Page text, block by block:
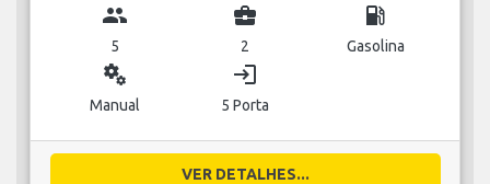
group
5
business_center
2
local_gas_station
Gasolina
miscellaneous_services
Manual
login
5 Porta
VER DETALHES...